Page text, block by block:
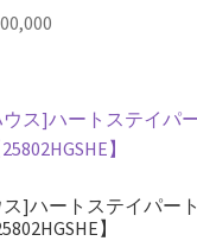
]ハートステイパート
】